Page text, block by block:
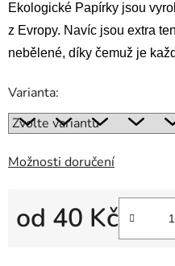
Ekologické Papírky jsou
z Evropy. Navíc jsou extra
nebělené, díky čemuž je
Varianta:
Možnosti doručení
od 40 Kč